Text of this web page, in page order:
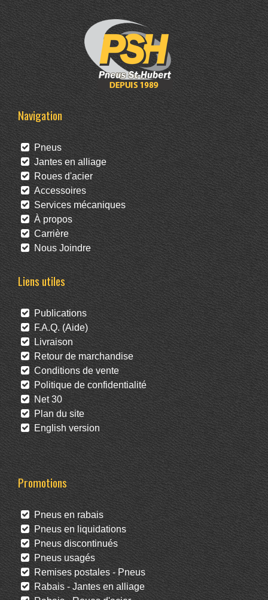
Navigation
Pneus
Jantes en alliage
Roues d'acier
Accessoires
Services mécaniques
À propos
Carrière
Nous Joindre
Liens utiles
Publications
F.A.Q. (Aide)
Livraison
Retour de marchandise
Conditions de vente
Politique de confidentialité
Net 30
Plan du site
English version
Promotions
Pneus en rabais
Pneus en liquidations
Pneus discontinués
Pneus usagés
Remises postales - Pneus
Rabais - Jantes en alliage